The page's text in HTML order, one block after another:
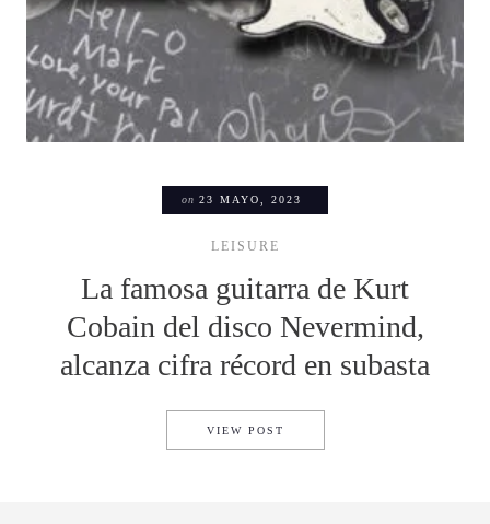
on 23 MAYO, 2023
LEISURE
La famosa guitarra de Kurt
Cobain del disco Nevermind,
alcanza cifra récord en subasta
VIEW POST